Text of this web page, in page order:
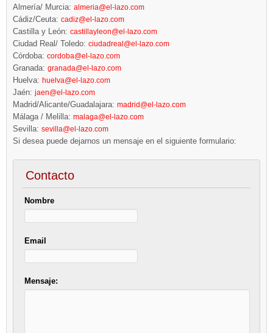
Almería/ Murcia: almeria@el-lazo.com
Cádiz/Ceuta: cadiz@el-lazo.com
Castilla y León: castillayleon@el-lazo.com
Ciudad Real/ Toledo: ciudadreal@el-lazo.com
Córdoba: cordoba@el-lazo.com
Granada: granada@el-lazo.com
Huelva: huelva@el-lazo.com
Jaén: jaen@el-lazo.com
Madrid/Alicante/Guadalajara: madrid@el-lazo.com
Málaga / Melilla: malaga@el-lazo.com
Sevilla: sevilla@el-lazo.com
Si desea puede dejarnos un mensaje en el siguiente formulario:
Contacto
Nombre
Email
Mensaje: